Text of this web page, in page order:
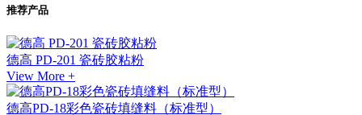
推荐产品
德高 PD-201 瓷砖胶粘粉
View More +
德高PD-18彩色瓷砖填缝料（标准型）